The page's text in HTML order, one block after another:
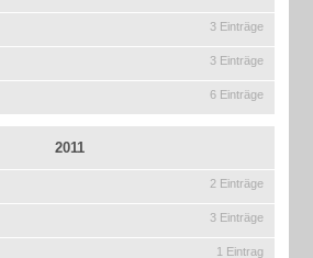
3 Einträge
3 Einträge
6 Einträge
2011
2 Einträge
3 Einträge
1 Eintrag